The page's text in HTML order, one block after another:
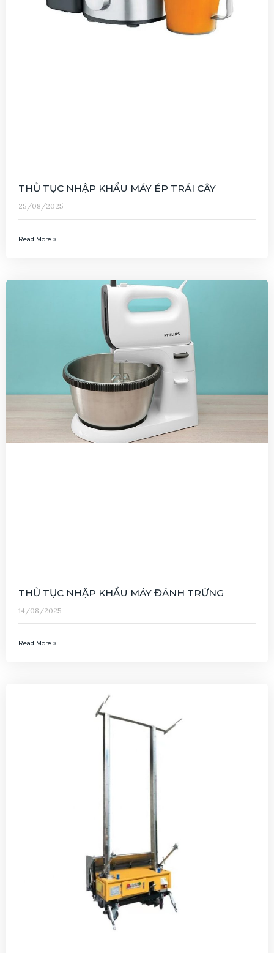
THỦ TỤC NHẬP KHẨU MÁY ÉP TRÁI CÂY
25/08/2025
Read More »
THỦ TỤC NHẬP KHẨU MÁY ĐÁNH TRỨNG
14/08/2025
Read More »